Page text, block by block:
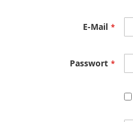
E-Mail
Passwort